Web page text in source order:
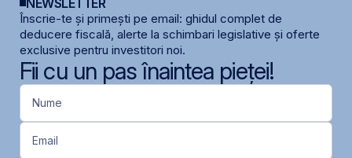
NEWSLETTER
Înscrie-te și primești pe email: ghidul complet de
deducere fiscală, alerte la schimbari legislative și oferte
exclusive pentru investitori noi.
Fii cu un pas înaintea pieței!
Nume
Email